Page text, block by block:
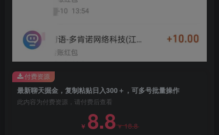
最新聊天掘金，复制粘贴日入300＋，可多号批量操作
此内容为付费资源，请付费后查看
￥ 8.8￥18.8
付费资源